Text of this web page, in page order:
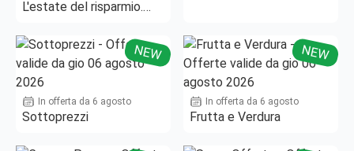
L'estate del risparmio.
NEW
In offerta da 6 agosto
Sottoprezzi
NEW
In offerta da 6 agosto
Frutta e Verdura